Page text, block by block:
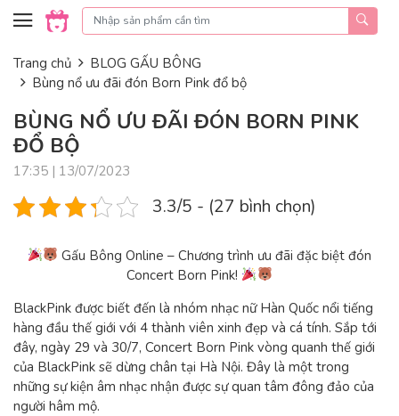
Skip to content
Trang chủ
BLOG GẤU BÔNG
Bùng nổ ưu đãi đón Born Pink đổ bộ
BÙNG NỔ ƯU ĐÃI ĐÓN BORN PINK
ĐỔ BỘ
17:35 | 13/07/2023
3.3/5 - (27 bình chọn)
Gấu Bông Online – Chương trình ưu đãi đặc biệt đón
Concert Born Pink!
BlackPink được biết đến là nhóm nhạc nữ Hàn Quốc nổi tiếng
hàng đầu thế giới với 4 thành viên xinh đẹp và cá tính. Sắp tới
đây, ngày 29 và 30/7, Concert Born Pink vòng quanh thế giới
của BlackPink sẽ dừng chân tại Hà Nội. Đây là một trong
những sự kiện âm nhạc nhận được sự quan tâm đông đảo của
người hâm mộ.